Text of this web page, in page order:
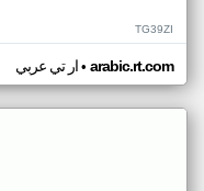
TG39ZI
ار تي عربي• arabic.rt.com